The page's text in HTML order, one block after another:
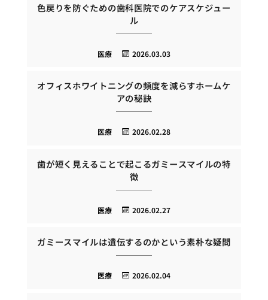
色戻りを防ぐための歯科医院でのケアスケジュー
ル
2026.03.03
医療
オフィスホワイトニングの頻度を減らすホームケ
アの秘訣
2026.02.28
医療
歯が短く見えることで起こるガミースマイルの特
徴
2026.02.27
医療
ガミースマイルは遺伝するのかという素朴な疑問
2026.02.04
医療